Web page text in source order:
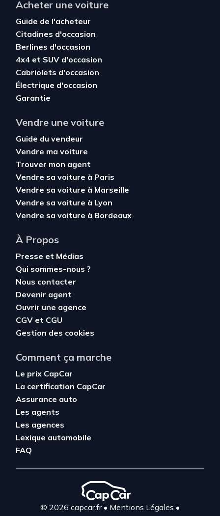
Acheter une voiture
Guide de l'acheteur
Citadines d'occasion
Berlines d'occasion
4x4 et SUV d'occasion
Cabriolets d'occasion
Électrique d'occasion
Garantie
Vendre une voiture
Guide du vendeur
Vendre ma voiture
Trouver mon agent
Vendre sa voiture à Paris
Vendre sa voiture à Marseille
Vendre sa voiture à Lyon
Vendre sa voiture à Bordeaux
À Propos
Presse et Médias
Qui sommes-nous ?
Nous contacter
Devenir agent
Ouvrir une agence
CGV et CGU
Gestion des cookies
Comment ça marche
Le prix CapCar
La certification CapCar
Assurance auto
Les agents
Les agences
Lexique automobile
FAQ
© 2026 capcar.fr• Mentions Légales •